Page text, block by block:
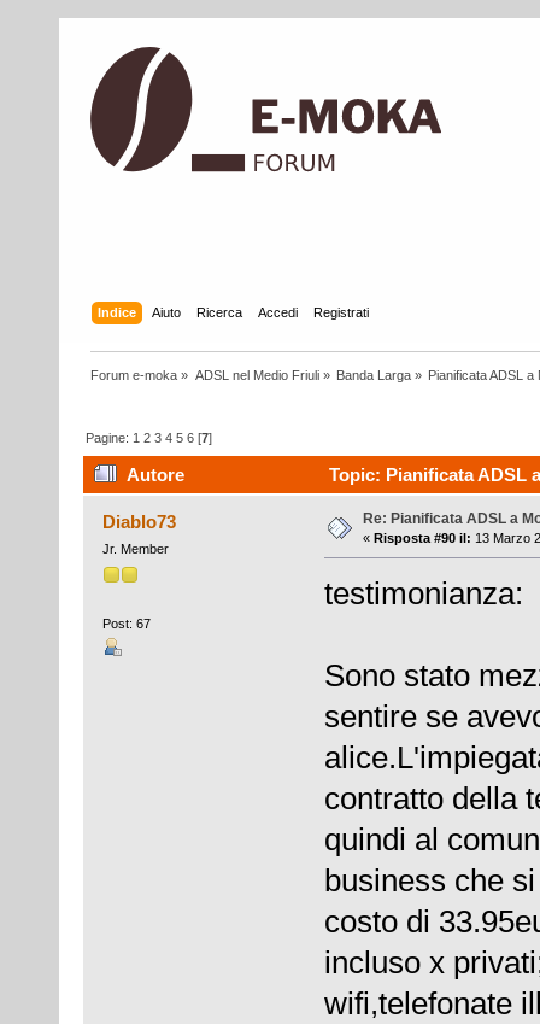
Indice Aiuto Ricerca Accedi Registrati
Forum e-moka » ADSL nel Medio Friuli» Banda Larga» Pianificata ADSL
Pagine: 1 2 3 4 5 6 [7]
Autore Topic: Pianificata ADSL
Diablo73
Jr. Member
Post: 67
Re: Pianificata ADSL a
« Risposta #90 il: 13 Marzo
testimonianza:
Sono stato
sentire se
contratto della
quindi al
business che
costo di
incluso x
wifi,telefonate